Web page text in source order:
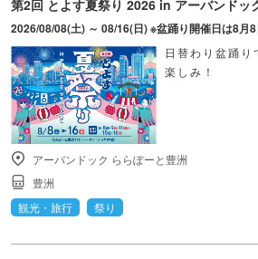
第2回 とよす夏祭り 2026 in アーバンドッ
日替わり盆踊
楽しみ！
アーバンドック ららぽーと豊洲
豊洲
観光・旅行
祭り